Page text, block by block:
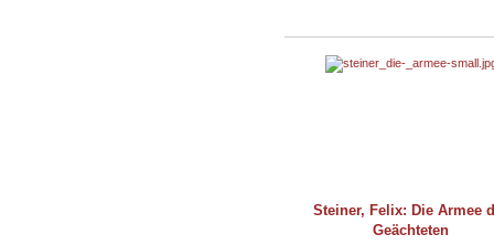
Steiner, Felix: Die Armee
Geächteten